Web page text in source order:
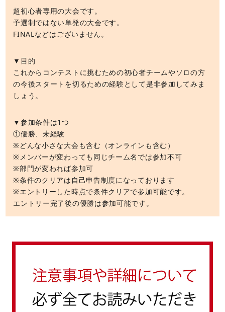
超初心者専用の大会です。
予選制ではない単発の大会です。
FINALなどはございません。
▼目的
これからコンテストに挑むための初心者チームやソロの方
の今後スタートを切るための経験として是非参加してみま
しょう。
▼参加条件は1つ
①優勝、未経験
※どんな小さな大会も含む（オンラインも含む）
※メンバーが変わっても同じチーム名では参加不可
※部門が変われば参加可
※条件のクリアは自己申告制度になっております
※エントリーした時点で条件クリアで参加可能です。
エントリー完了後の優勝は参加可能です。